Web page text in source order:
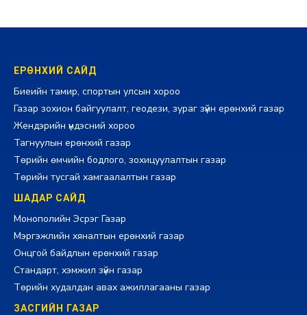
ЕРӨНХИЙ САЙД
Биеийн тамир, спортын улсын хороо
Газар зохион байгуулалт, геодези, зураг зүйн ерөнхий газар
Жендэрийн үндэсний хороо
Тагнуулын ерөнхий газар
Төрийн өмчийн бодлого, зохицуулалтын газар
Төрийн тусгай хамгаалалтын газар
ШАДАР САЙД
Монополийн Эсрэг Газар
Мэргэжлийн хяналтын ерөнхий газар
Онцгой байдлын ерөнхий газар
Стандарт, хэмжил зүйн газар
Төрийн худалдан авах ажиллагааны газар
ЗАСГИЙН ГАЗАР